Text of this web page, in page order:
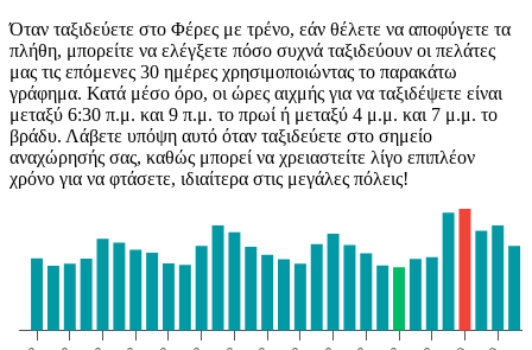
Όταν ταξιδεύετε στο Φέρες με τρένο, εάν θέλετε να αποφύγετε τα
πλήθη, μπορείτε να ελέγξετε πόσο συχνά ταξιδεύουν οι πελάτες
μας τις επόμενες 30 ημέρες χρησιμοποιώντας το παρακάτω
γράφημα. Κατά μέσο όρο, οι ώρες αιχμής για να ταξιδέψετε είναι
μεταξύ 6:30 π.μ. και 9 π.μ. το πρωί ή μεταξύ 4 μ.μ. και 7 μ.μ. το
βράδυ. Λάβετε υπόψη αυτό όταν ταξιδεύετε στο σημείο
αναχώρησής σας, καθώς μπορεί να χρειαστείτε λίγο επιπλέον
χρόνο για να φτάσετε, ιδιαίτερα στις μεγάλες πόλεις!